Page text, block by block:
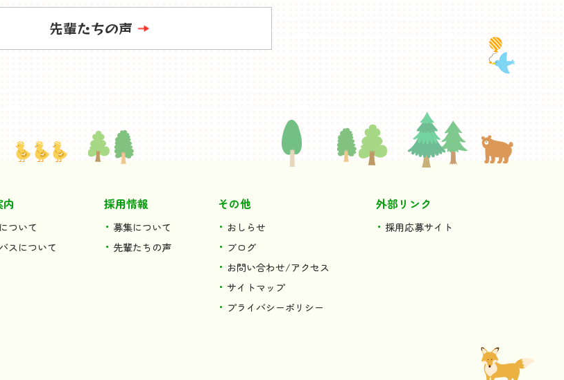
先輩たちの声
ついて
スについて
採用情報
募集について
先輩たちの声
その他
おしらせ
ブログ
お問い合わせ/アクセス
サイトマップ
プライバシーポリシー
外部リンク
採用応募サイト